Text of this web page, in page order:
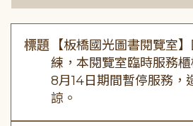
標題
【板橋國光圖書閱覽室
練，本閱覽室臨時服務
8月14日期間暫停服務，
諒。